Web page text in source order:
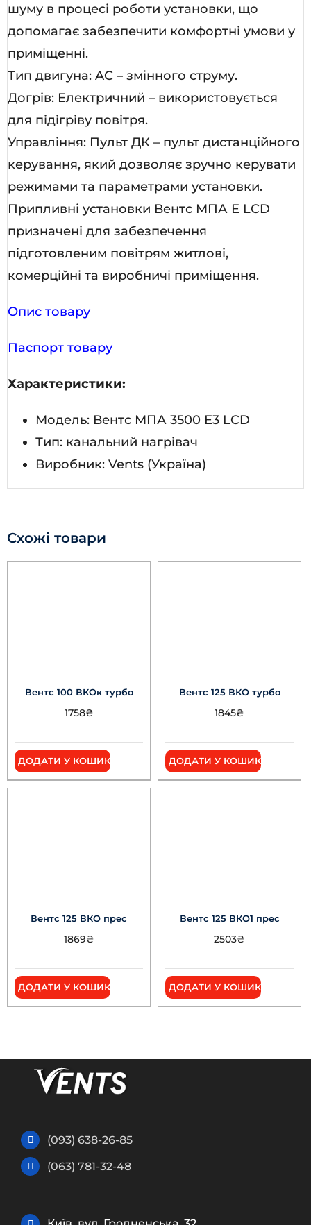
шуму в процесі роботи установки, що
допомагає забезпечити комфортні умови у
приміщенні.
Тип двигуна: AC – змінного струму.
Догрів: Електричний – використовується
для підігріву повітря.
Управління: Пульт ДК – пульт дистанційного
керування, який дозволяє зручно керувати
режимами та параметрами установки.
Припливні установки Вентс МПА Е LCD
призначені для забезпечення
підготовленим повітрям житлові,
комерційні та виробничі приміщення.
Опис товару
Паспорт товару
Характеристики:
Модель: Вентс МПА 3500 Е3 LCD
Тип: канальний нагрівач
Виробник: Vents (Україна)
Схожі товари
Вентс 100 ВКОк турбо
1758₴
ДОДАТИ У КОШИК
Вентс 125 ВКО турбо
1845₴
ДОДАТИ У КОШИК
Вентс 125 ВКО прес
1869₴
ДОДАТИ У КОШИК
Вентс 125 ВКО1 прес
2503₴
ДОДАТИ У КОШИК
(093) 638-26-85
(063) 781-32-48